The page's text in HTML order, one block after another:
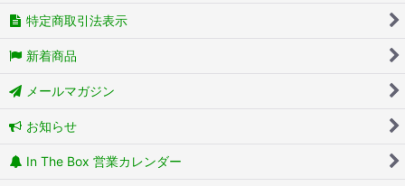
特定商取引法表示
新着商品
メールマガジン
お知らせ
In The Box 営業カレンダー